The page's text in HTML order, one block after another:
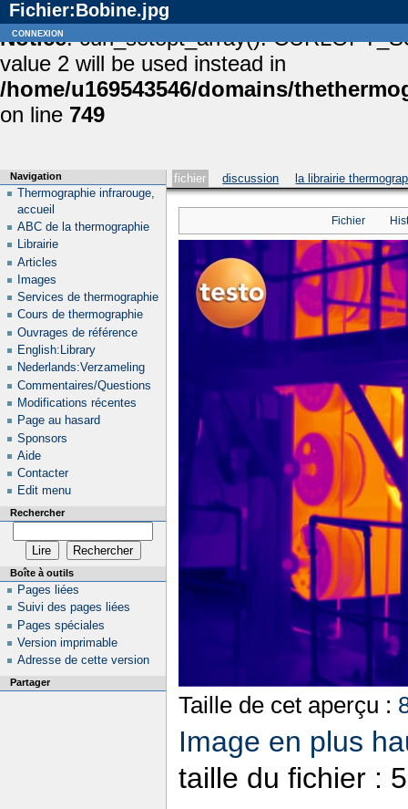
Notice: curl_setopt_array():
value 2 will be used instead in
/home/u169543546/domains/
on line 749
Fichier:Bobine.jpg
fichier discussion la librairie
Fichier
Taille de cet aperçu :
Image en plus
taille du fichier :
Navigation
Thermographie infrarouge,
accueil
ABC de la thermographie
Librairie
Articles
Images
Services de thermographie
Cours de thermographie
Ouvrages de référence
English:Library
Nederlands:Verzameling
Commentaires/Questions
Modifications récentes
Page au hasard
Sponsors
Aide
Contacter
Edit menu
Rechercher
Boîte à outils
Pages liées
Suivi des pages liées
Pages spéciales
Version imprimable
Adresse de cette version
Partager
connexion